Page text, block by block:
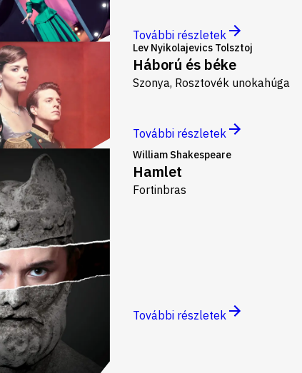
További részletek
Lev Nyikolajevics Tolsztoj
Háború és béke
Szonya, Rosztovék unokahúga
További részletek
William Shakespeare
Hamlet
Fortinbras
További részletek